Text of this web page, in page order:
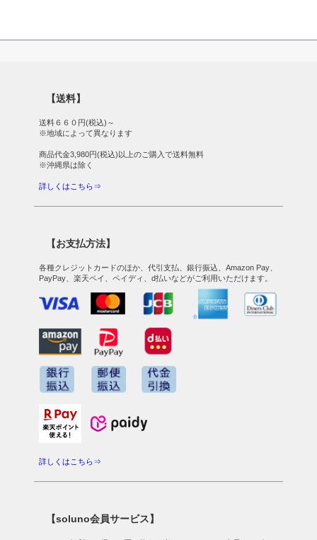
【送料】
送料６６０円(税込)～
※地域によって異なります
商品代金3,980円(税込)以上のご購入で送料無料
※沖縄県は除く
詳しくはこちら⇒
【お支払方法】
各種クレジットカードのほか、代引支払、銀行振込、Amazon Pay、
PayPay、楽天ペイ、ペイディ、d払いなどがご利用いただけます。
詳しくはこちら⇒
【soluno会員サービス】